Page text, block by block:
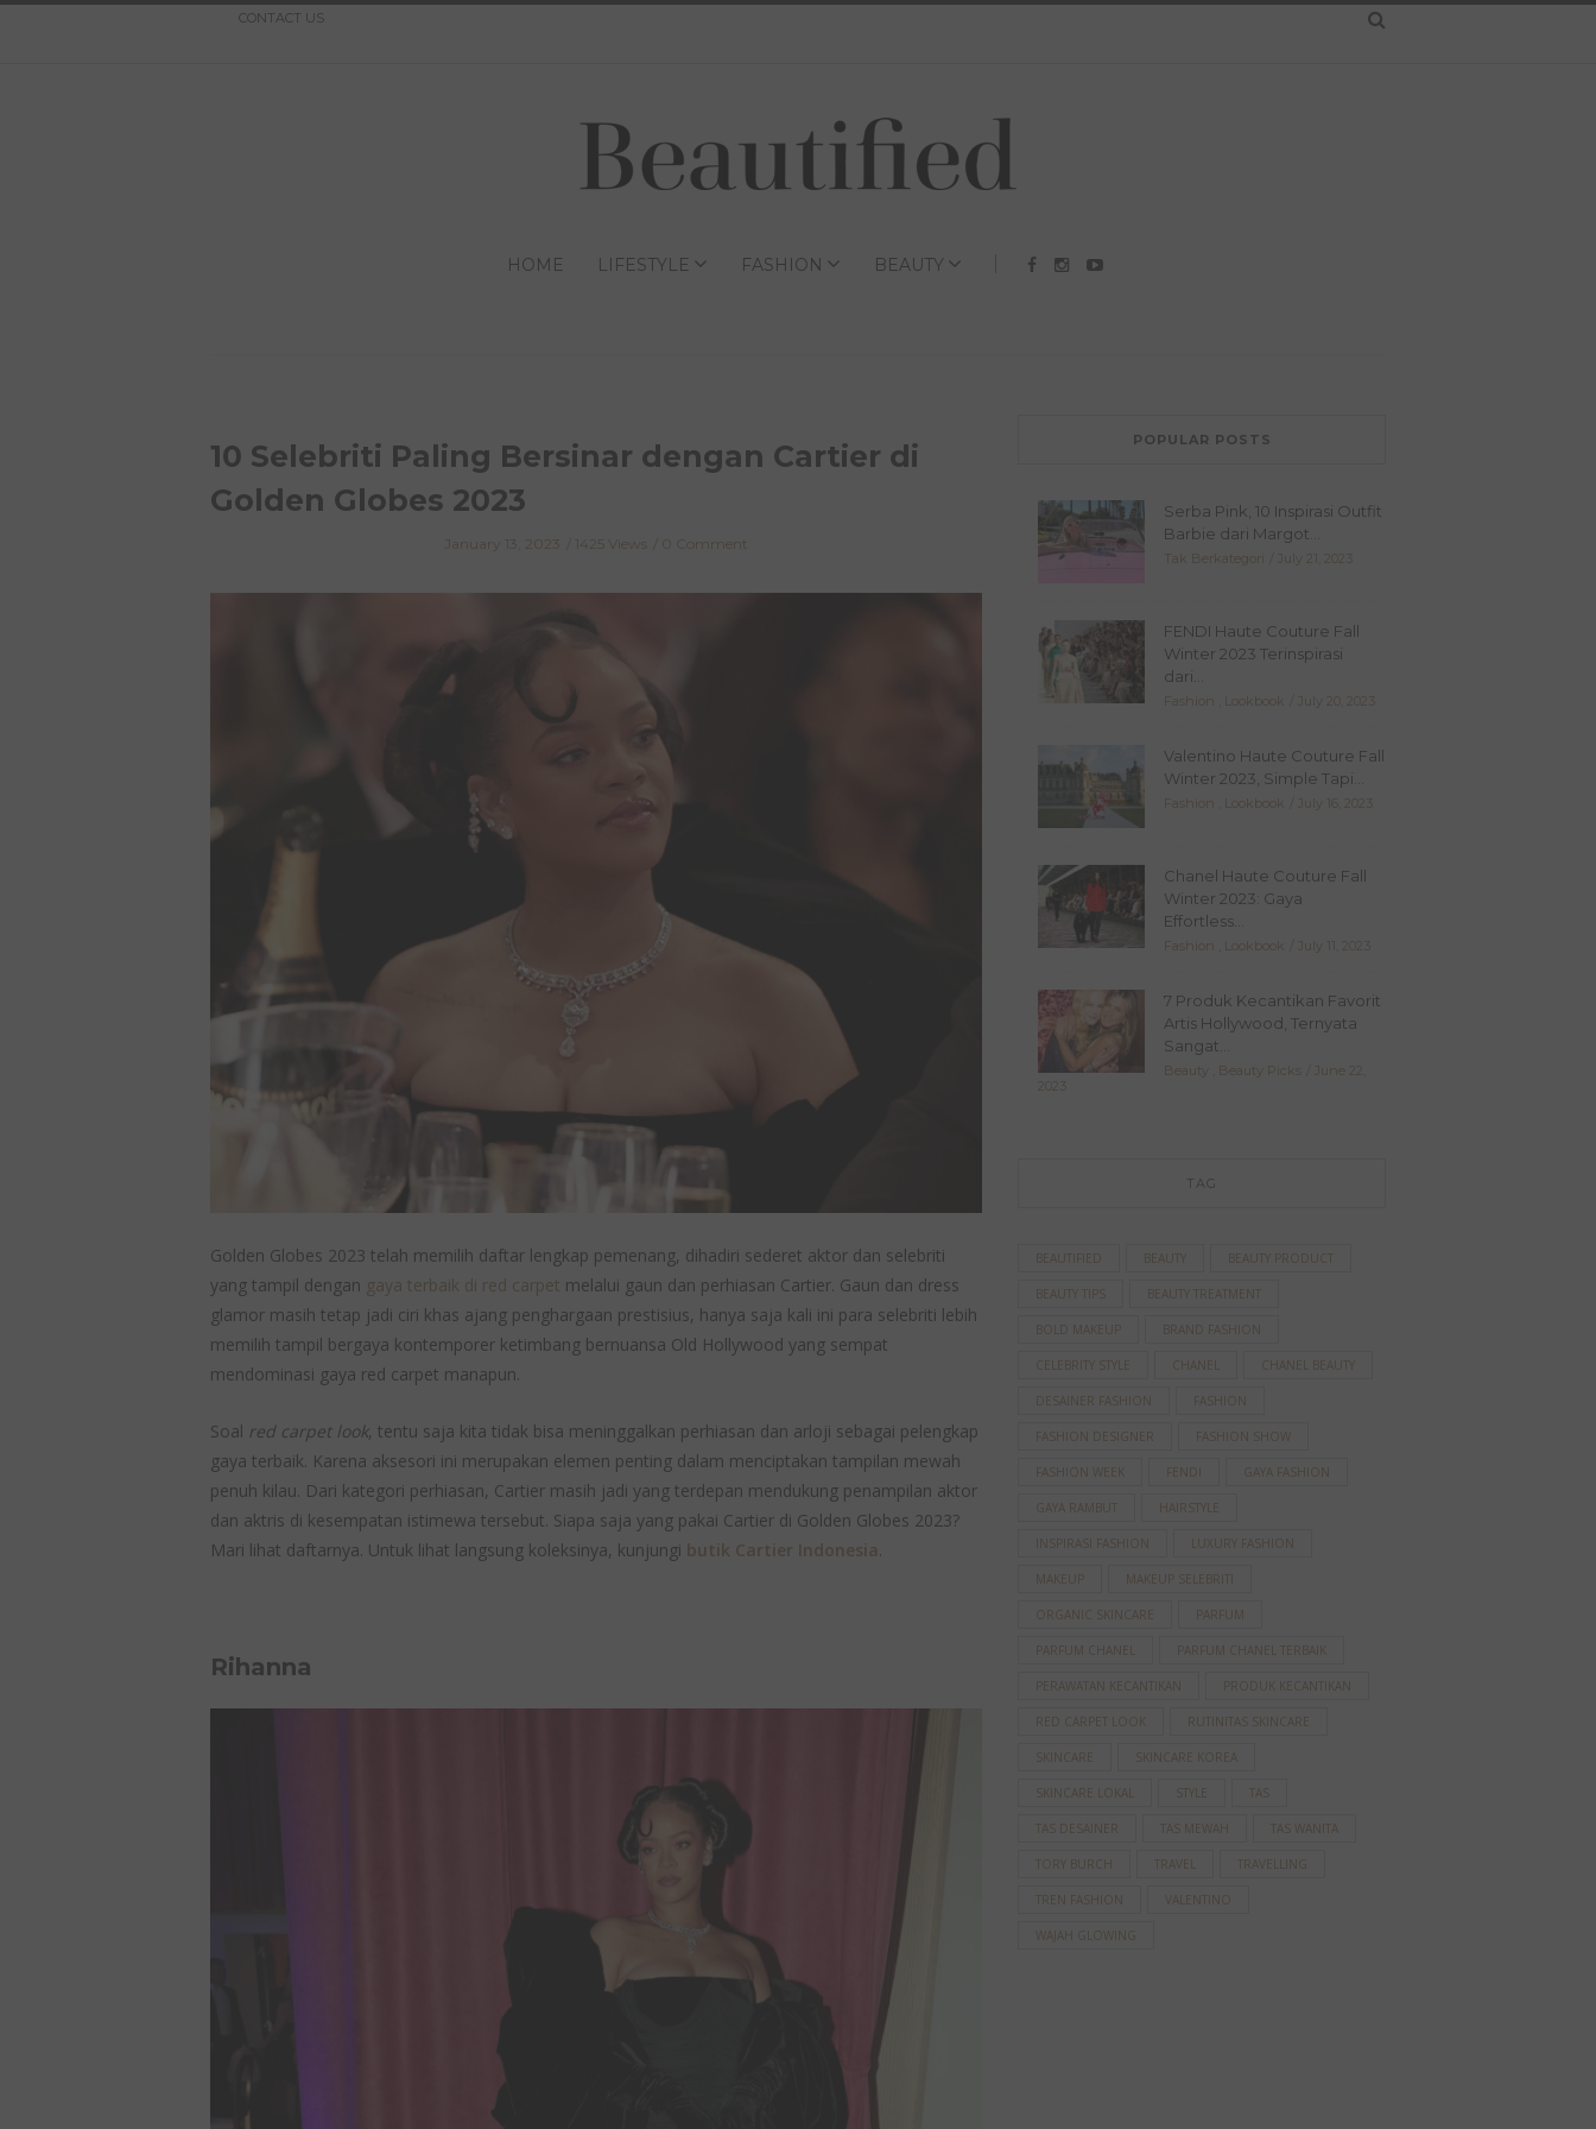
CONTACT US
HOME LIFESTYLE FASHION BEAUTY
10 Selebriti Paling Bersinar dengan Cartier di
Golden Globes 2023
January 13, 2023 1425 Views 0 Comment
Golden Globes 2023 telah memilih daftar lengkap pemenang, dihadiri sederet aktor dan selebriti
yang tampil dengan gaya terbaik di red carpet melalui gaun dan perhiasan Cartier. Gaun dan dress
glamor masih tetap jadi ciri khas ajang penghargaan prestisius, hanya saja kali ini para selebriti lebih
memilih tampil bergaya kontemporer ketimbang bernuansa Old Hollywood yang sempat
mendominasi gaya red carpet manapun.
Soal red carpet look, tentu saja kita tidak bisa meninggalkan perhiasan dan arloji sebagai pelengkap
gaya terbaik. Karena aksesori ini merupakan elemen penting dalam menciptakan tampilan mewah
penuh kilau. Dari kategori perhiasan, Cartier masih jadi yang terdepan mendukung penampilan aktor
dan aktris di kesempatan istimewa tersebut. Siapa saja yang pakai Cartier di Golden Globes 2023?
Mari lihat daftarnya. Untuk lihat langsung koleksinya, kunjungi butik Cartier Indonesia.
Rihanna
POPULAR POSTS
Serba Pink, 10 Inspirasi Outfit
Barbie dari Margot...
Tak Berkategori July 21, 2023
FENDI Haute Couture Fall
Winter 2023 Terinspirasi
dari...
Fashion Lookbook July 20, 2023
Valentino Haute Couture Fall
Winter 2023, Simple Tapi...
Fashion Lookbook July 16, 2023
Chanel Haute Couture Fall
Winter 2023: Gaya
Effortless...
Fashion Lookbook July 11, 2023
7 Produk Kecantikan Favorit
Artis Hollywood, Ternyata
Sangat...
Beauty Beauty Picks
June 22,
2023
TAG
BEAUTIFIED BEAUTY BEAUTY PRODUCT
BEAUTY TIPS BEAUTY TREATMENT
BOLD MAKEUP BRAND FASHION
CELEBRITY STYLE CHANEL CHANEL BEAUTY
DESAINER FASHION FASHION
FASHION DESIGNER FASHION SHOW
FASHION WEEK FENDI GAYA FASHION
GAYA RAMBUT HAIRSTYLE
INSPIRASI FASHION LUXURY FASHION
MAKEUP MAKEUP SELEBRITI
ORGANIC SKINCARE PARFUM
PARFUM CHANEL PARFUM CHANEL TERBAIK
PERAWATAN KECANTIKAN PRODUK KECANTIKAN
RED CARPET LOOK RUTINITAS SKINCARE
SKINCARE SKINCARE KOREA
SKINCARE LOKAL STYLE TAS
TAS DESAINER TAS MEWAH TAS WANITA
TORY BURCH TRAVEL TRAVELLING
TREN FASHION VALENTINO
WAJAH GLOWING